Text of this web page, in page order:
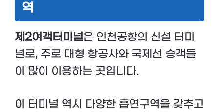
역
제2여객터미널은 인천공항의 신설 터미
널로, 주로 대형 항공사와 국제선 승객들
이 많이 이용하는 곳입니다.
이 터미널 역시 다양한 흡연구역을 갖추고